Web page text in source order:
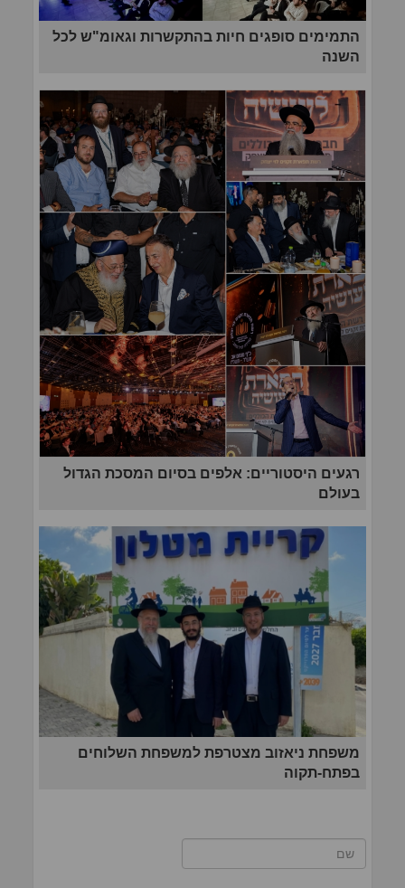
התמימים סופגים חיות בהתקשרות וגאומ"ש לכל
השנה
רגעים היסטוריים: אלפים בסיום המסכת הגדול
בעולם
משפחת ניאזוב מצטרפת למשפחת השלוחים
בפתח-תקוה